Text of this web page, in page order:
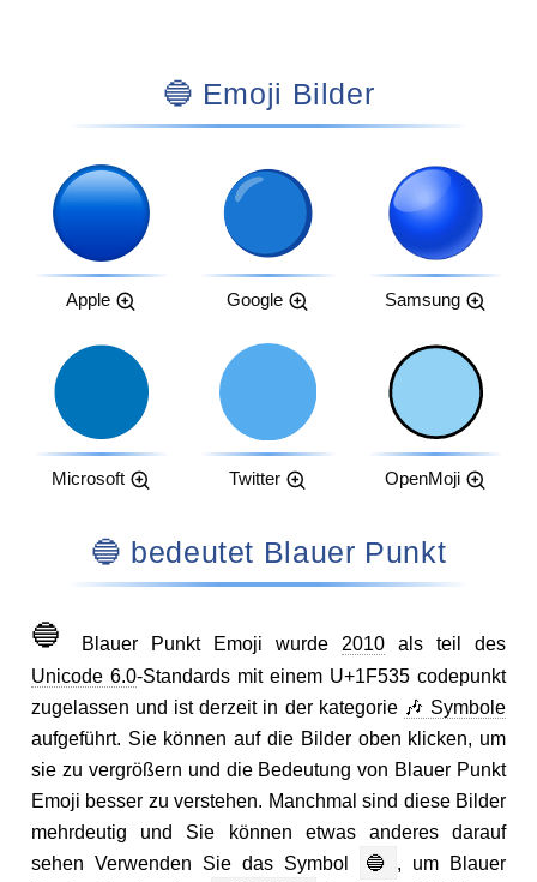
🔵 Emoji Bilder
Apple Google Samsung
Microsoft Twitter OpenMoji
🔵 bedeutet Blauer Punkt
🔵 Blauer Punkt Emoji wurde 2010 als teil des
Unicode 6.0-Standards mit einem U+1F535 codepunkt
zugelassen und ist derzeit in der kategorie 🎶 Symbole
aufgeführt. Sie können auf die Bilder oben klicken, um
sie zu vergrößern und die Bedeutung von Blauer Punkt
Emoji besser zu verstehen. Manchmal sind diese Bilder
mehrdeutig und Sie können etwas anderes darauf
sehen Verwenden Sie das Symbol
🔵
, um Blauer